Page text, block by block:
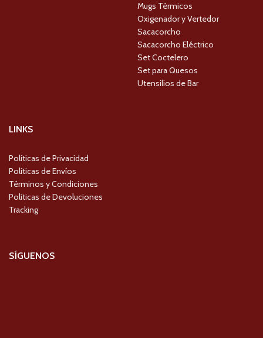
Mugs Térmicos
Oxigenador y Vertedor
Sacacorcho
Sacacorcho Eléctrico
Set Coctelero
Set para Quesos
Utensilios de Bar
LINKS
Políticas de Privacidad
Políticas de Envíos
Términos y Condiciones
Políticas de Devoluciones
Tracking
SÍGUENOS